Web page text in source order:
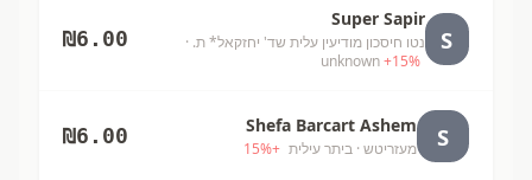
S
Super Sapir
נטו חיסכון מודיעין עלית שד' יחזקאל* ת. ·
unknown+15%
₪6.00
S
Shefa Barcart Ashem
מעזריטש · ביתר עילית +
15%
₪6.00